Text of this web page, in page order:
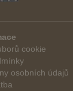
cookie
osobních údajů